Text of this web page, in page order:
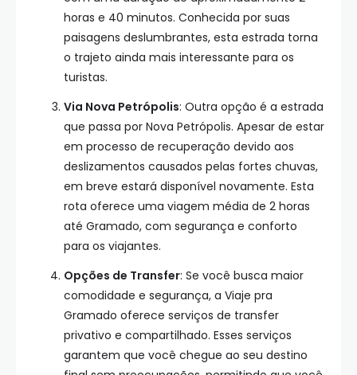
horas e 40 minutos. Conhecida por suas
paisagens deslumbrantes, esta estrada torna
o trajeto ainda mais interessante para os
turistas.
Via Nova Petrópolis: Outra opção é a estrada
que passa por Nova Petrópolis. Apesar de estar
em processo de recuperação devido aos
deslizamentos causados pelas fortes chuvas,
em breve estará disponível novamente. Esta
rota oferece uma viagem média de 2 horas
até Gramado, com segurança e conforto
para os viajantes.
Opções de Transfer: Se você busca maior
comodidade e segurança, a Viaje pra
Gramado oferece serviços de transfer
privativo e compartilhado. Esses serviços
garantem que você chegue ao seu destino